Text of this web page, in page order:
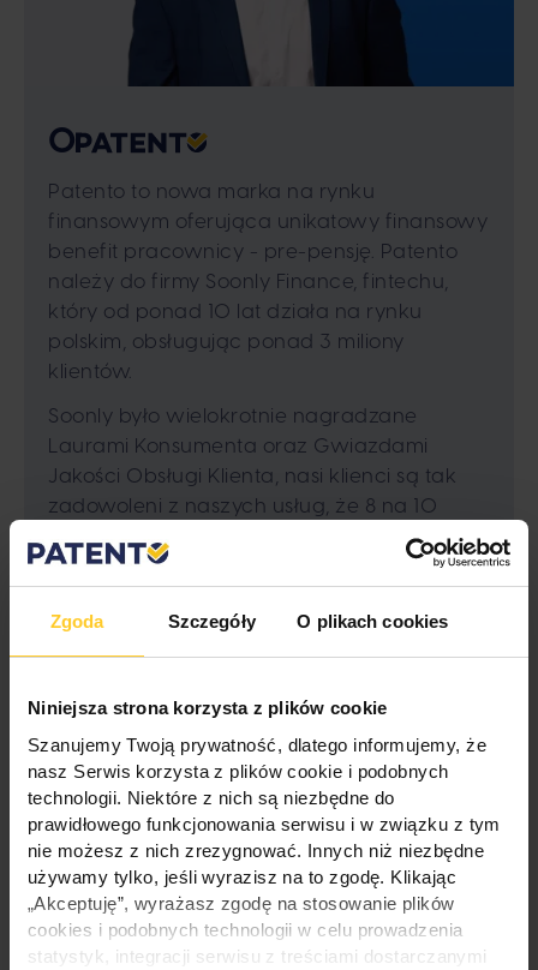
Zgoda Szczegóły O plikach cookies
Niniejsza strona korzysta z plików cookie
Szanujemy Twoją prywatność, dlatego informujemy, że
nasz Serwis korzysta z plików cookie i podobnych
technologii. Niektóre z nich są niezbędne do
prawidłowego funkcjonowania serwisu i w związku z tym
nie możesz z nich zrezygnować. Innych niż niezbędne
używamy tylko, jeśli wyrazisz na to zgodę. Klikając
„Akceptuję”, wyrażasz zgodę na stosowanie plików
cookies i podobnych technologii w celu prowadzenia
statystyk, integracji serwisu z treściami dostarczanymi
0
Patento to nowa marka na rynku
finansowym oferująca unikatowy finansowy
benefit pracownicy - pre-pensję. Patento
należy do firmy Soonly Finance, fintechu,
który od ponad 10 lat działa na rynku
polskim, obsługując ponad 3 miliony
klientów.
Soonly było wielokrotnie nagradzane
Laurami Konsumenta oraz Gwiazdami
Jakości Obsługi Klienta, nasi klienci są tak
zadowoleni z naszych usług, że 8 na 10
poleciłoby nas swoim znajomym i rodzinie.
Spółka jako instytucja finansowa jest
również objęta nadzorem Komisji Nadzoru
Federacji Przedsiębiorców Polskich oraz do
Pre-pensja od Patento to nowy produkt w
rodzinie marek Soonly – nowy rodzaj
benefitu pracowniczego, zapewniającego
pracownikom poczucie dobrostanu i
bezpieczeństwa finansowego, przy
minimalnym zaangażowaniu po stronie
Pracodawcy.